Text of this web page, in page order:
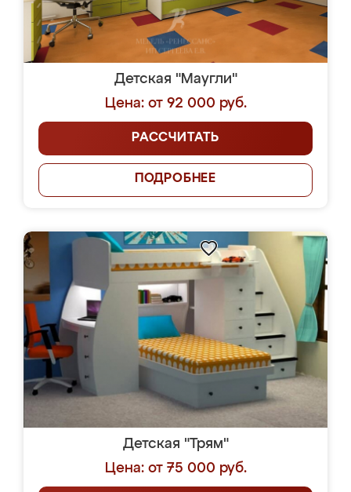
Детская "Маугли"
Цена: от 92 000 руб.
РАССЧИТАТЬ
ПОДРОБНЕЕ
Детская "Трям"
Цена: от 75 000 руб.